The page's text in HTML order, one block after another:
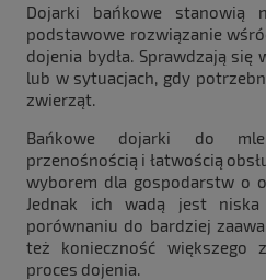
Dojarki bańkowe stanowią
podstawowe rozwiązanie
dojenia bydła. Sprawdzają się
lub w sytuacjach, gdy
zwierząt.
Bańkowe dojarki do
przenośnością i łatwością
wyborem dla gospodarstw o
Jednak ich wadą jest
porównaniu do bardziej
też konieczność większego
proces dojenia.